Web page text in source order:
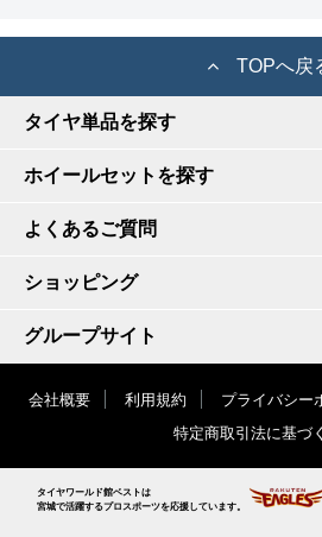
TOPへ戻
タイヤ単品を探す
ホイールセットを探す
よくあるご質問
ショッピング
グループサイト
会社概要 利用規約 プライバシー
特定商取引法に基づ
タイヤワールド館ベストは
宮城で活躍するプロスポーツを応援しています。